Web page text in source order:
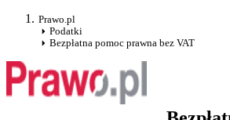
Prawo.pl
Podatki
Bezpłatna pomoc prawna bez VAT